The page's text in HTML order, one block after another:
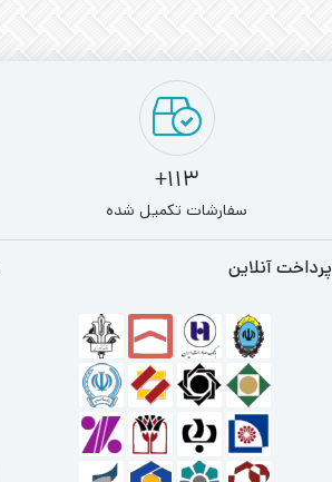
113+
سفارشات تکمیل شده
پرداخت آنلاین